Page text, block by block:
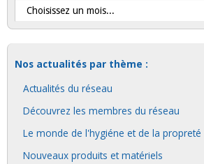
Nos actualités par thème :
Actualités du réseau
Découvrez les membres du réseau
Le monde de l'hygiéne et de la propreté
Nouveaux produits et matériels